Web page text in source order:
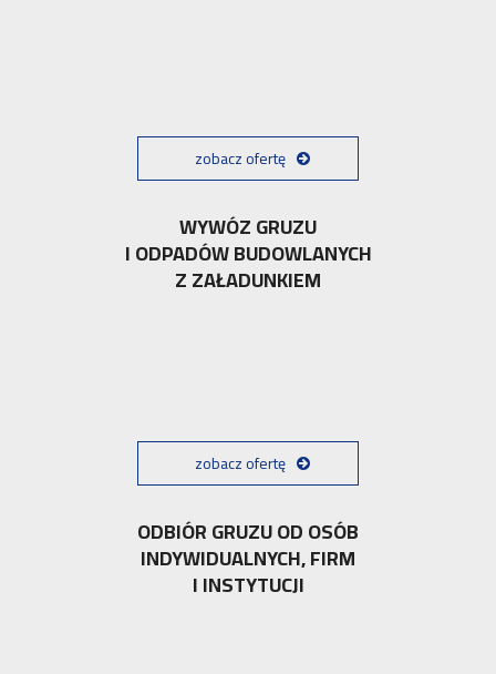
zobacz ofertę
WYWÓZ GRUZU
I ODPADÓW BUDOWLANYCH
Z ZAŁADUNKIEM
zobacz ofertę
ODBIÓR GRUZU OD OSÓB
INDYWIDUALNYCH, FIRM
I INSTYTUCJI